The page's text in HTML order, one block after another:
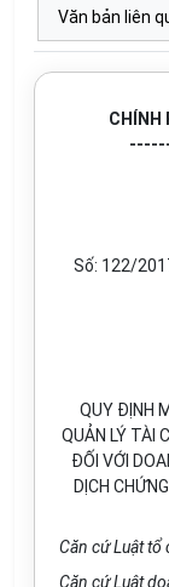
Văn bản liên
CHÍNH
Số: 122/
QUY ĐỊNH
QUẢN LÝ TÀI
ĐỐI VỚI
DỊCH
Căn cứ Luật tổ
Căn cứ Luật